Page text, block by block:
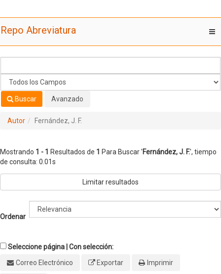
Repo Abreviatura
Buscar Avanzado
Autor Fernández, J. F.
Mostrando 1 - 1 Resultados de 1 Para Buscar 'Fernández, J. F.', tiempo
de consulta: 0.01s
Limitar resultados
Ordenar
Seleccione página | Con selección:
Correo Electrónico
Exportar Imprimir